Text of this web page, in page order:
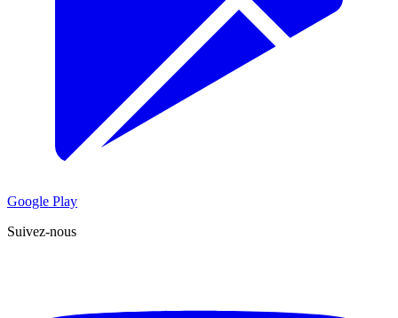
Google Play
Suivez-nous